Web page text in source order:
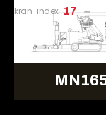
kran-index 17